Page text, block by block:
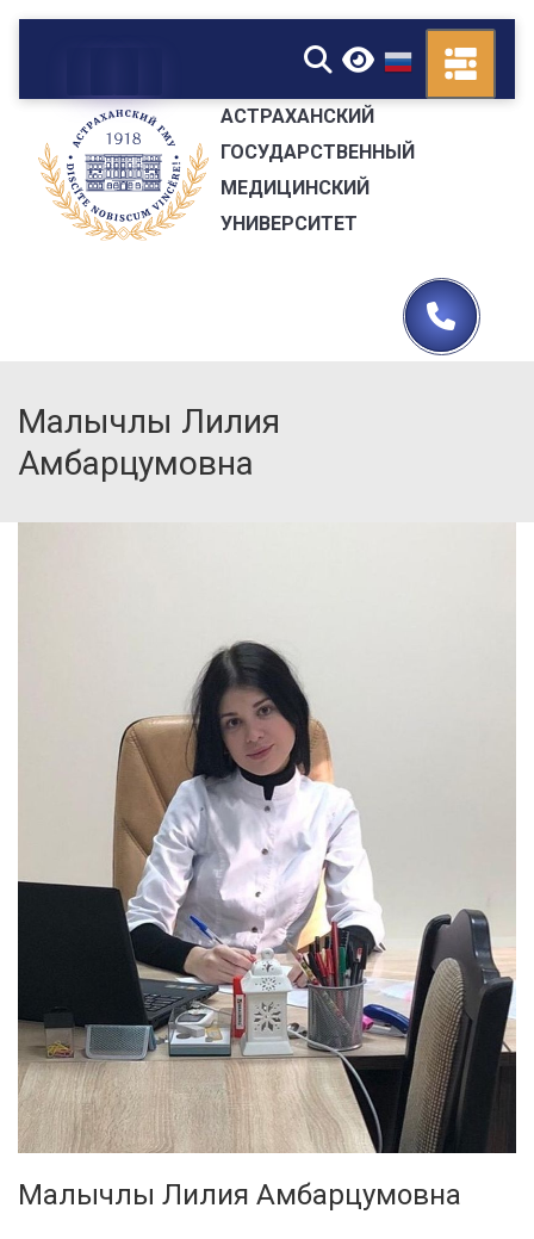
▼
АСТРАХАНСКИЙ
ГОСУДАРСТВЕННЫЙ
МЕДИЦИНСКИЙ
УНИВЕРСИТЕТ
Малычлы Лилия
Амбарцумовна
Малычлы Лилия Амбарцумовна